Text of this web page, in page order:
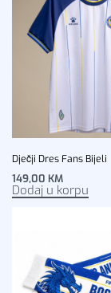
Dječji Dres Fans Bijeli
149,00 KM
Dodaj u korpu